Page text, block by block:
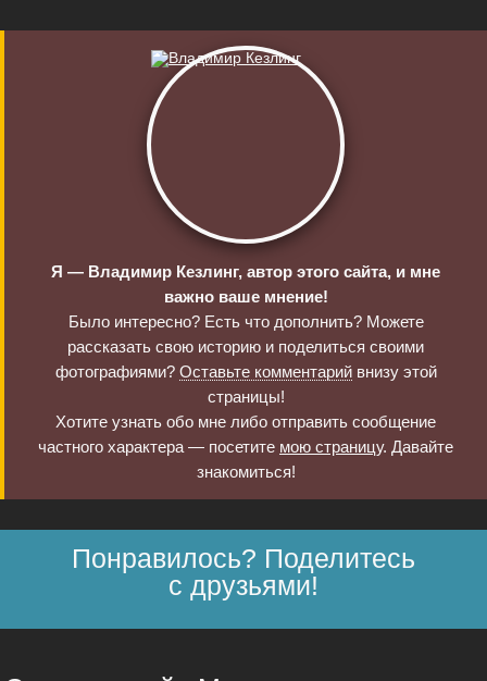
Я — Владимир Кезлинг, автор этого сайта, и мне
важно ваше мнение!
Было интересно? Есть что дополнить? Можете
рассказать свою историю и поделиться своими
фотографиями? Оставьте комментарийвнизу этой
страницы!
Хотите узнать обо мне либо отправить сообщение
частного характера — посетите мою страницу. Давайте
знакомиться!
Понравилось? Поделитесь
с друзьями!